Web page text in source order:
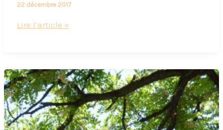
22 décembre 2017
J’ai
chocolats
de
Quentin
Bailly
Lire l’article »